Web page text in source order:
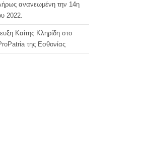
ανανεωμένη την 14η
2022.
Καίτης Κληρίδη στο
ProPatria της Εσθονίας